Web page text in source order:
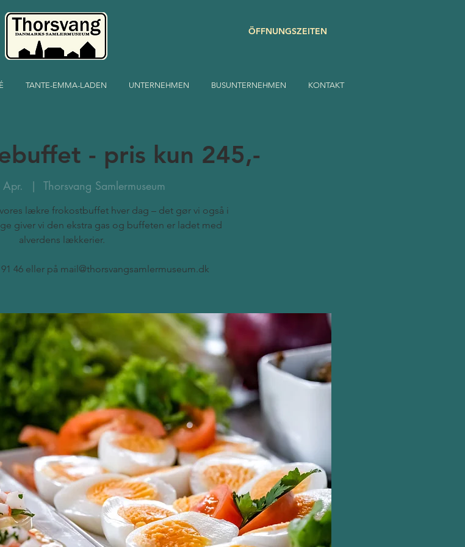
ÖFFNUNGSZEITEN
TANTE-EMMA-LADEN UNTERNEHMEN BUSUNTERNEHMEN KONTAKT
- pris kun 245,-
  |
Thorsvang Samlermuseum
lækre frokostbuffet hver dag – det gør vi også i
giver vi den ekstra gas og buffeten er ladet med
alverdens lækkerier.
46 eller på mail@thorsvangsamlermuseum.dk